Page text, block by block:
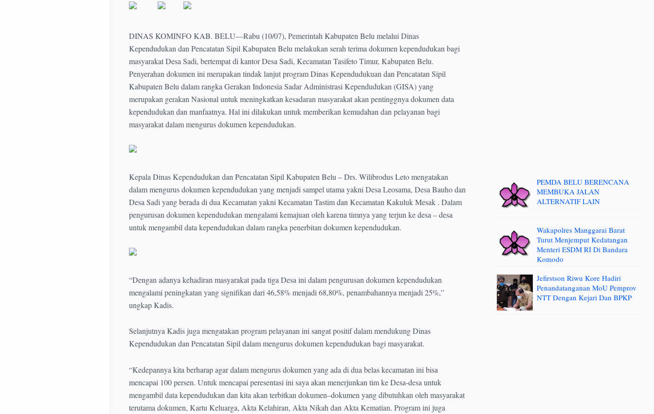
DINAS KOMINFO KAB. BELU—Rabu (10/07), Pemerintah Kabupaten Belu melalui Dinas
Kependudukan dan Pencatatan Sipil Kabupaten Belu melakukan serah terima dokumen kependudukan bagi
masyarakat Desa Sadi, bertempat di kantor Desa Sadi, Kecamatan Tasifeto Timur, Kabupaten Belu.
Penyerahan dokumen ini merupakan tindak lanjut program Dinas Kependudukuan dan Pencatatan Sipil
Kabupaten Belu dalam rangka Gerakan Indonesia Sadar Administrasi Kependudukan (GISA) yang
merupakan gerakan Nasional untuk meningkatkan kesadaran masyarakat akan pentinggnya dokumen data
kependudukan dan manfaatnya. Hal ini dilakukan untuk memberikan kemudahan dan pelayanan bagi
masyarakat dalam mengurus dokumen kependudukan.
Kepala Dinas Kependudukan dan Pencatatan Sipil Kabupaten Belu – Drs. Wilibrodus Leto mengatakan
dalam mengurus dokumen kependudukan yang menjadi sampel utama yakni Desa Leosama, Desa Bauho dan
Desa Sadi yang berada di dua Kecamatan yakni Kecamatan Tastim dan Kecamatan Kakuluk Mesak . Dalam
pengurusan dokumen kependudukan mengalami kemajuan oleh karena timnya yang terjun ke desa – desa
untuk mengambil data kependudukan dalam rangka penerbitan dokumen kependudukan.
“Dengan adanya kehadiran masyarakat pada tiga Desa ini dalam pengurusan dokumen kependudukan
mengalami peningkatan yang signifikan dari 46,58% menjadi 68,80%, penambahannya menjadi 25%,”
ungkap Kadis.
Selanjutnya Kadis juga mengatakan program pelayanan ini sangat positif dalam mendukung Dinas
Kependudukan dan Pencatatan Sipil dalam mengurus dokumen kependudukan bagi masyarakat.
“Kedepannya kita berharap agar dalam mengurus dokumen yang ada di dua belas kecamatan ini bisa
mencapai 100 persen. Untuk mencapai peresentasi ini saya akan menerjunkan tim ke Desa-desa untuk
mengambil data kependudukan dan kita akan terbitkan dokumen–dokumen yang dibutuhkan oleh masyarakat
terutama dokumen, Kartu Keluarga, Akta Kelahiran, Akta Nikah dan Akta Kematian. Program ini juga
PEMDA BELU BERENCANA
MEMBUKA JALAN
ALTERNATIF LAIN
Wakapolres Manggarai Barat
Turut Menjemput Kedatangan
Menteri ESDM RI Di Bandara
Komodo
Jefirstson Riwu Kore Hadiri
Penandatanganan MoU Pemprov
NTT Dengan Kejari Dan BPKP